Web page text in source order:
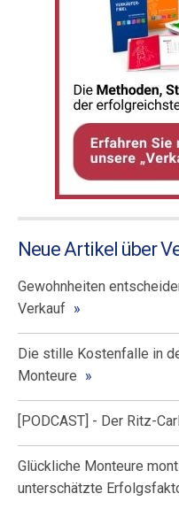
Neue Artikel über
Gewohnheiten
Verkauf
Die stille Kostenfalle in
Monteure
[PODCAST] - Der Ritz-
Glückliche Monteure
unterschätzte